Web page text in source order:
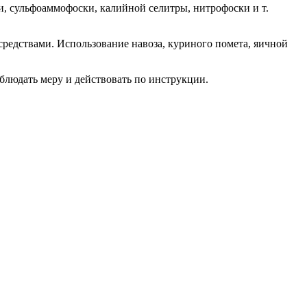
сульфоаммофоски, калийной селитры, нитрофоски и т.
Использование навоза, куриного помета, яичной
меру и действовать по инструкции.